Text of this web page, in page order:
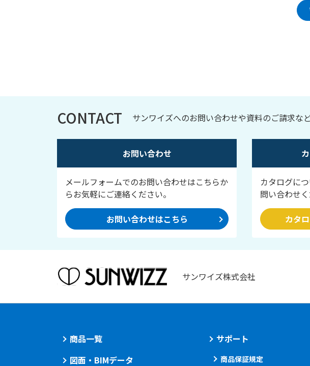
CONTACT サンワイズへのお問い合わせや資料のご請求な
お問い合わせ
メールフォームでのお問い合わせはこちらか
らお気軽にご連絡ください。
お問い合わせはこちら
カタログに
問い合わせく
カタ
サンワイズ株式会社
商品一覧
図面・BIMデータ
サポート
商品保証規定